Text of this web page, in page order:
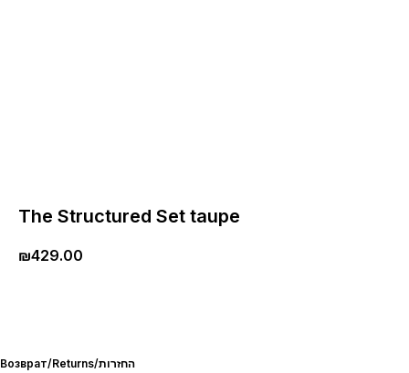
The Structured Set taupe
₪429.00
Возврат/Returns/החזרות